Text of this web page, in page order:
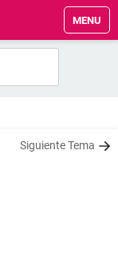
MENU
Siguiente Tema